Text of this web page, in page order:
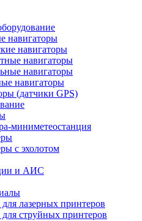
навигаторы
навигаторы
навигаторы
навигаторы
навигаторы
(датчики GPS)
миниметеостанция
с эхолотом
и АИС
лазерных принтеров
струйных принтеров